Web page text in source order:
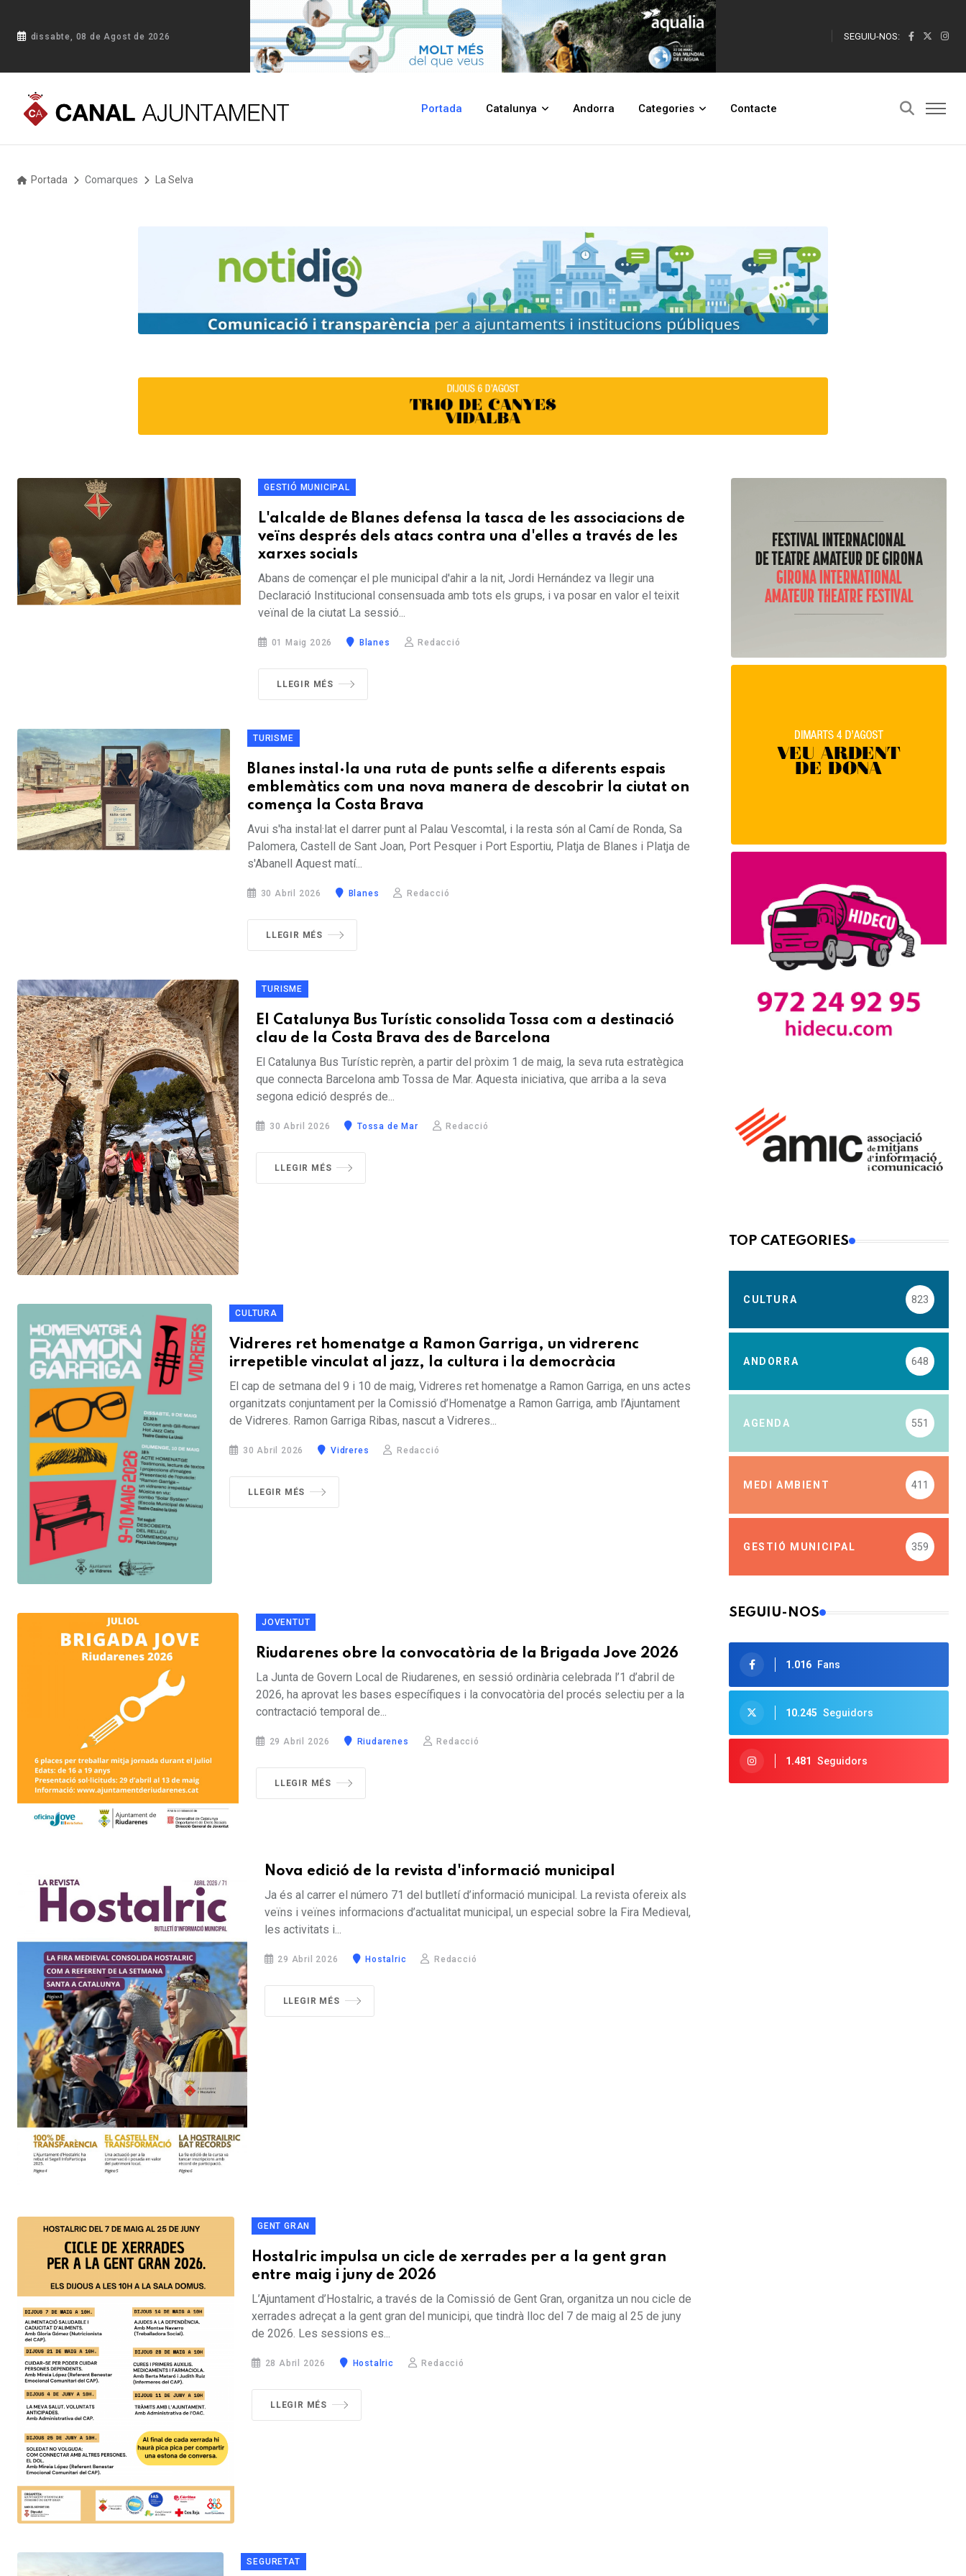
dissabte, 08 de Agost de 2026 SEGUIU-NOS:
Portada Catalunya Andorra Categories Contacte
Portada Comarques La Selva
GESTIÓ MUNICIPAL
L'alcalde de Blanes defensa la tasca de les associacions de
veïns després dels atacs contra una d'elles a través de les
xarxes socials
Abans de començar el ple municipal d'ahir a la nit, Jordi Hernández va llegir una
Declaració Institucional consensuada amb tots els grups, i va posar en valor el teixit
veïnal de la ciutat La sessió...
01 Maig 2026 Blanes Redacció
LLEGIR MÉS
TURISME
Blanes instal·la una ruta de punts selfie a diferents espais
emblemàtics com una nova manera de descobrir la ciutat on
comença la Costa Brava
Avui s'ha instal·lat el darrer punt al Palau Vescomtal, i la resta són al Camí de Ronda, Sa
Palomera, Castell de Sant Joan, Port Pesquer i Port Esportiu, Platja de Blanes i Platja de
s'Abanell Aquest matí...
30 Abril 2026 Blanes Redacció
LLEGIR MÉS
TURISME
El Catalunya Bus Turístic consolida Tossa com a destinació
clau de la Costa Brava des de Barcelona
El Catalunya Bus Turístic reprèn, a partir del pròxim 1 de maig, la seva ruta estratègica
que connecta Barcelona amb Tossa de Mar. Aquesta iniciativa, que arriba a la seva
segona edició després de...
30 Abril 2026 Tossa de Mar Redacció
LLEGIR MÉS
CULTURA
Vidreres ret homenatge a Ramon Garriga, un vidrerenc
irrepetible vinculat al jazz, la cultura i la democràcia
El cap de setmana del 9 i 10 de maig, Vidreres ret homenatge a Ramon Garriga, en uns actes
organitzats conjuntament per la Comissió d’Homenatge a Ramon Garriga, amb l’Ajuntament
de Vidreres. Ramon Garriga Ribas, nascut a Vidreres...
30 Abril 2026 Vidreres Redacció
LLEGIR MÉS
JOVENTUT
Riudarenes obre la convocatòria de la Brigada Jove 2026
La Junta de Govern Local de Riudarenes, en sessió ordinària celebrada l’1 d’abril de
2026, ha aprovat les bases específiques i la convocatòria del procés selectiu per a la
contractació temporal de...
29 Abril 2026 Riudarenes Redacció
LLEGIR MÉS
Nova edició de la revista d'informació municipal
Ja és al carrer el número 71 del butlletí d’informació municipal. La revista ofereix als
veïns i veïnes informacions d’actualitat municipal, un especial sobre la Fira Medieval,
les activitats i...
29 Abril 2026 Hostalric Redacció
LLEGIR MÉS
GENT GRAN
Hostalric impulsa un cicle de xerrades per a la gent gran
entre maig i juny de 2026
L’Ajuntament d’Hostalric, a través de la Comissió de Gent Gran, organitza un nou cicle de
xerrades adreçat a la gent gran del municipi, que tindrà lloc del 7 de maig al 25 de juny
de 2026. Les sessions es...
28 Abril 2026 Hostalric Redacció
LLEGIR MÉS
SEGURETAT
TOP CATEGORIES
CULTURA 823
ANDORRA 648
AGENDA 551
MEDI AMBIENT 411
GESTIÓ MUNICIPAL 359
SEGUIU-NOS
1.016 Fans
10.245 Seguidors
1.481 Seguidors